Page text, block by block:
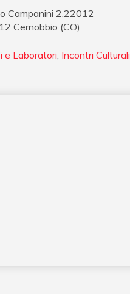
Campanini 2,22012
Cernobbio (CO)
e Laboratori, Incontri Culturali